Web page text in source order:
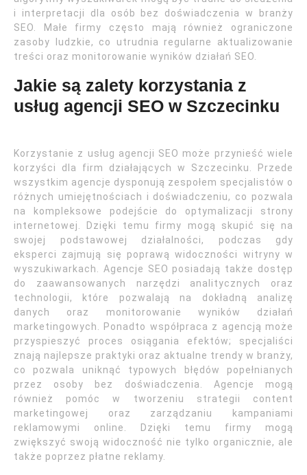
i interpretacji dla osób bez doświadczenia w branży
SEO. Małe firmy często mają również ograniczone
zasoby ludzkie, co utrudnia regularne aktualizowanie
treści oraz monitorowanie wyników działań SEO.
Jakie są zalety korzystania z
usług agencji SEO w Szczecinku
Korzystanie z usług agencji SEO może przynieść wiele
korzyści dla firm działających w Szczecinku. Przede
wszystkim agencje dysponują zespołem specjalistów o
różnych umiejętnościach i doświadczeniu, co pozwala
na kompleksowe podejście do optymalizacji strony
internetowej. Dzięki temu firmy mogą skupić się na
swojej podstawowej działalności, podczas gdy
eksperci zajmują się poprawą widoczności witryny w
wyszukiwarkach. Agencje SEO posiadają także dostęp
do zaawansowanych narzędzi analitycznych oraz
technologii, które pozwalają na dokładną analizę
danych oraz monitorowanie wyników działań
marketingowych. Ponadto współpraca z agencją może
przyspieszyć proces osiągania efektów; specjaliści
znają najlepsze praktyki oraz aktualne trendy w branży,
co pozwala uniknąć typowych błędów popełnianych
przez osoby bez doświadczenia. Agencje mogą
również pomóc w tworzeniu strategii content
marketingowej oraz zarządzaniu kampaniami
reklamowymi online. Dzięki temu firmy mogą
zwiększyć swoją widoczność nie tylko organicznie, ale
także poprzez płatne reklamy.